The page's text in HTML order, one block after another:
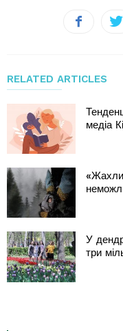
RELATED ARTICLES
медіа
У
три